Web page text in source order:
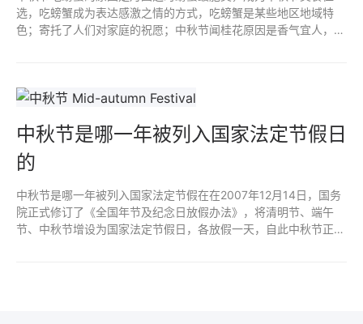
选，吃螃蟹成为表达感激之情的方式，吃螃蟹是某些地区地域特
色；寄托了人们对家庭的祝愿；中秋节闻桂花原因是香气宜人，为
中秋节是哪一年被列入国家法定节假日
的
中秋节是哪一年被列入国家法定节假在在2007年12月14日，国务
院正式修订了《全国年节及纪念日放假办法》，将清明节、端午
节、中秋节增设为国家法定节假日，各放假一天，自此中秋节正式